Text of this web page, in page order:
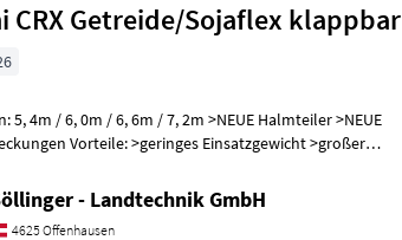
CRX Getreide/Sojaflex klappbar
0m / 6, 6m / 7, 2m >NEUE Halmteiler >NEUE
Einsatzgewicht >großer
- Landtechnik GmbH
4625 Offenhausen